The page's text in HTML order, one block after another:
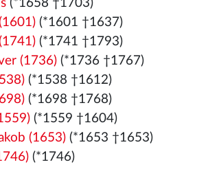
(*1658 †1703)
(*1601 †1637)
(*1741 †1793)
(1736)(*1736 †1767)
(*1538 †1612)
(*1698 †1768)
(*1559 †1604)
(1653)(*1653 †1653)
(*1746)